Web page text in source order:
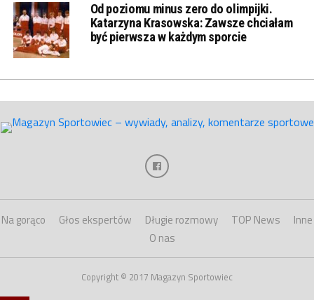
Od poziomu minus zero do olimpijki.
Katarzyna Krasowska: Zawsze chciałam
być pierwsza w każdym sporcie
Na gorąco Głos ekspertów Długie rozmowy TOP News
Inne
O nas
Copyright © 2017 Magazyn Sportowiec